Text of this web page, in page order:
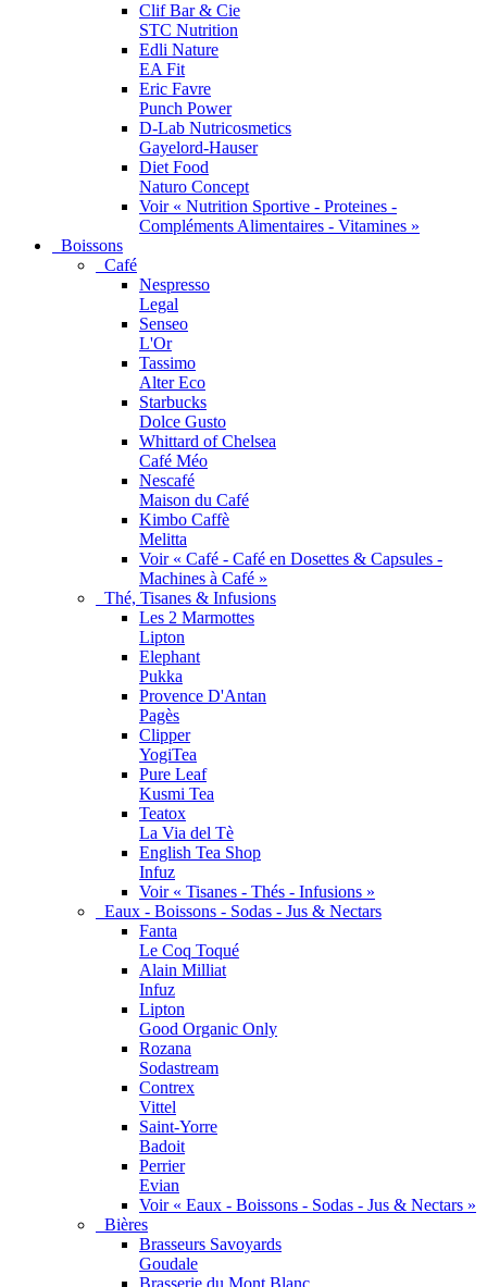
Clif Bar & Cie
STC Nutrition
Edli Nature
EA Fit
Eric Favre
Punch Power
D-Lab Nutricosmetics
Gayelord-Hauser
Diet Food
Naturo Concept
Voir « Nutrition Sportive - Proteines -
Compléments Alimentaires - Vitamines »
Boissons
Café
Nespresso
Legal
Senseo
L'Or
Tassimo
Alter Eco
Starbucks
Dolce Gusto
Whittard of Chelsea
Café Méo
Nescafé
Maison du Café
Kimbo Caffè
Melitta
Voir « Café - Café en Dosettes & Capsules -
Machines à Café »
Thé, Tisanes & Infusions
Les 2 Marmottes
Lipton
Elephant
Pukka
Provence D'Antan
Pagès
Clipper
YogiTea
Pure Leaf
Kusmi Tea
Teatox
La Via del Tè
English Tea Shop
Infuz
Voir « Tisanes - Thés - Infusions »
Eaux - Boissons - Sodas - Jus & Nectars
Fanta
Le Coq Toqué
Alain Milliat
Infuz
Lipton
Good Organic Only
Rozana
Sodastream
Contrex
Vittel
Saint-Yorre
Badoit
Perrier
Evian
Voir « Eaux - Boissons - Sodas - Jus & Nectars »
Bières
Brasseurs Savoyards
Goudale
Brasserie du Mont Blanc